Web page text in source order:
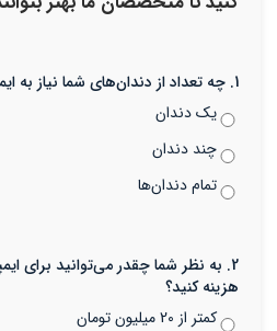
1. چه تعداد از دندان‌های شما نیاز به ایمپلنت دارند؟
یک دندان
چند دندان
تمام دندان‌ها
2. به نظر شما چقدر می‌توانید برای
هزینه کنید؟
کمتر از 20 میلیون تومان